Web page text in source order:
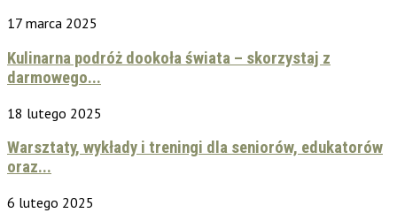
17 marca 2025
Kulinarna podróż dookoła świata – skorzystaj z
darmowego...
18 lutego 2025
Warsztaty, wykłady i treningi dla seniorów, edukatorów
oraz...
6 lutego 2025